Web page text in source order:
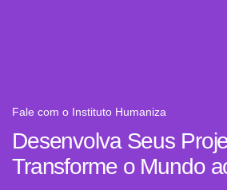
Fale com o Instituto Humaniza
Desenvolva Seus
Transforme o Mundo